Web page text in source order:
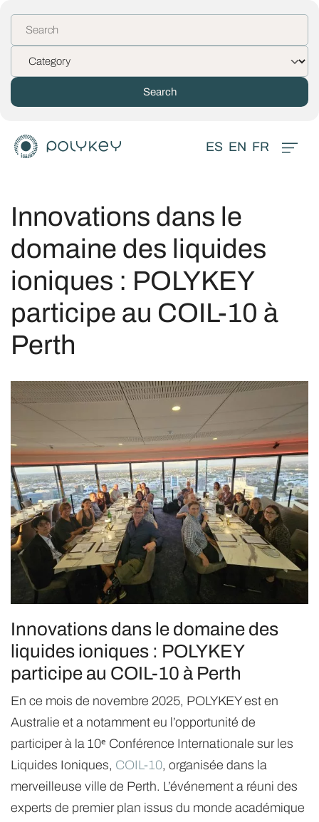
ES EN FR
Innovations dans le
domaine des liquides
ioniques : POLYKEY
participe au COIL-10 à
Perth
Innovations dans le domaine des
liquides ioniques : POLYKEY
participe au COIL-10 à Perth
En ce mois de novembre 2025, POLYKEY est en
Australie et a notamment eu l’opportunité de
participer à la 10ᵉ Conférence Internationale sur les
Liquides Ioniques, COIL-10, organisée dans la
merveilleuse ville de Perth. L’événement a réuni des
experts de premier plan issus du monde académique